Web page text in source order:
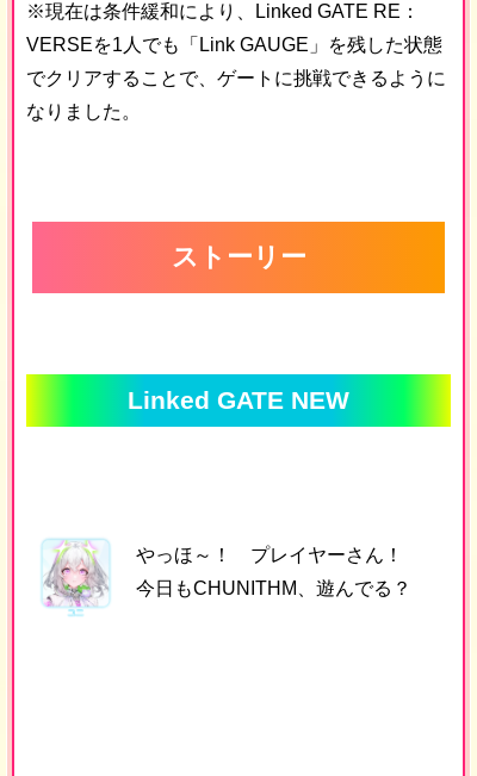
※現在は条件緩和により、Linked GATE RE：
VERSEを1人でも「Link GAUGE」を残した状態
でクリアすることで、ゲートに挑戦できるように
なりました。
ストーリー
Linked GATE NEW
やっほ～！ プレイヤーさん！
今日もCHUNITHM、遊んでる？